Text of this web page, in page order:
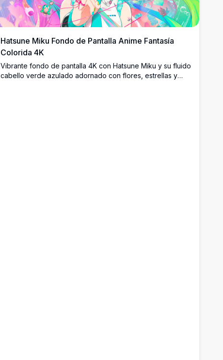
Hatsune Miku Fondo de Pantalla Anime Fantasía
Colorida 4K
Vibrante fondo de pantalla 4K con Hatsune Miku y su fluido
cabello verde azulado adornado con flores, estrellas y